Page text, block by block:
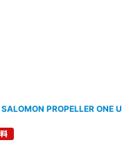
PROPELLER ONE U